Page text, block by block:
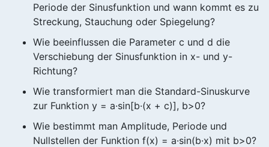
Periode der Sinusfunktion und wann kommt es zu
Streckung, Stauchung oder Spiegelung?
Wie beeinflussen die Parameter c und d die
Verschiebung der Sinusfunktion in x- und y-
Richtung?
Wie transformiert man die Standard-Sinuskurve
zur Funktion y = a·sin[b·(x + c)], b>0?
Wie bestimmt man Amplitude, Periode und
Nullstellen der Funktion f(x) = a·sin(b·x) mit b>0?